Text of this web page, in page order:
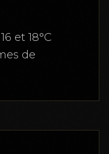
et 18°C
de